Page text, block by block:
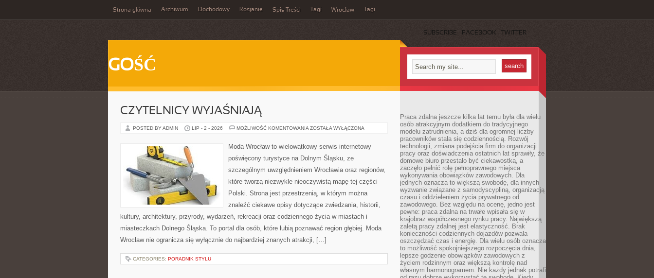
Strona główna Archiwum Dochodowy Rosjanie Spis Treści Tagi Wrocław Tagi
SUBSCRIBE FACEBOOK TWITTER
GOŚĆ
CZYTELNICY WYJAŚNIAJĄ
POSTED BY ADMIN LIP - 2 - 2026 MOŻLIWOŚĆ KOMENTOWANIA CZYTELNICY
ZOSTAŁA WYŁĄCZONA
Moda Wrocław to wielowątkowy serwis internetowy
poświęcony turystyce na Dolnym Śląsku, ze
szczególnym uwzględnieniem Wrocławia oraz regionów,
które tworzą niezwykle nieoczywistą mapę tej części
Polski. Strona jest przestrzenią, w którym można
znaleźć ciekawe opisy dotyczące zwiedzania, historii,
kultury, architektury, przyrody, wydarzeń, rekreacji oraz codziennego życia w miastach i
miasteczkach Dolnego Śląska. To portal dla osób, które lubią poznawać region głębiej. Moda
Wrocław nie ogranicza się wyłącznie do najbardziej znanych atrakcji, […]
CATEGORIES: PORADNIK STYLU
Praca zdalna jeszcze kilka lat temu była dla wielu
osób atrakcyjnym dodatkiem do tradycyjnego
modelu zatrudnienia, a dziś dla ogromnej liczby
pracowników stała się codziennością. Rozwój
technologii, zmiana podejścia firm do organizacji
pracy oraz doświadczenia ostatnich lat sprawiły, że
domowe biuro przestało być ciekawostką, a
zaczęło pełnić rolę pełnoprawnego miejsca
wykonywania obowiązków zawodowych. Dla
jednych oznacza to większą swobodę, dla innych
wyzwanie związane z samodyscypliną, organizacją
czasu i oddzieleniem życia prywatnego od
zawodowego. Bez względu na ocenę, jedno jest
pewne: praca zdalna na trwałe wpisała się w
krajobraz współczesnego rynku pracy. Największą
zaletą pracy zdalnej jest elastyczność. Brak
konieczności codziennych dojazdów pozwala
oszczędzać czas i energię. Dla wielu osób oznacza
to możliwość spokojniejszego rozpoczęcia dnia,
lepsze godzenie obowiązków zawodowych z
życiem rodzinnym oraz większą kontrolę nad
własnym harmonogramem. Nie każdy jednak potrafi